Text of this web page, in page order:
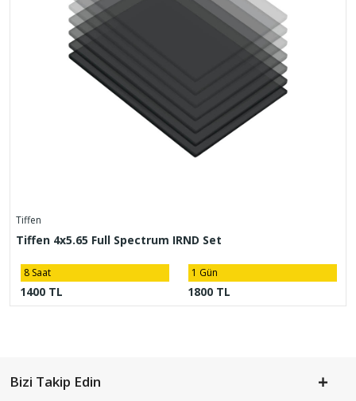
Tiffen
Tiffen 4x5.65 Full Spectrum IRND Set
8 Saat
1400 TL
1 Gün
1800 TL
Bizi Takip Edin